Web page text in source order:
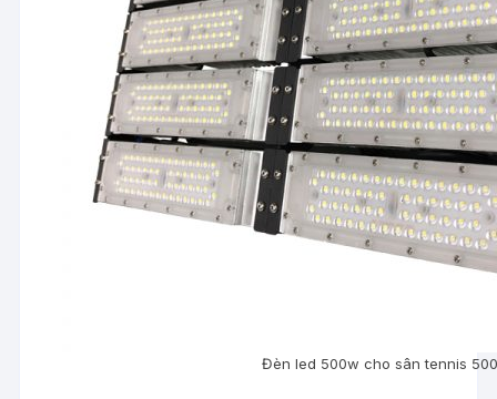
Đèn led 500w cho sân tennis